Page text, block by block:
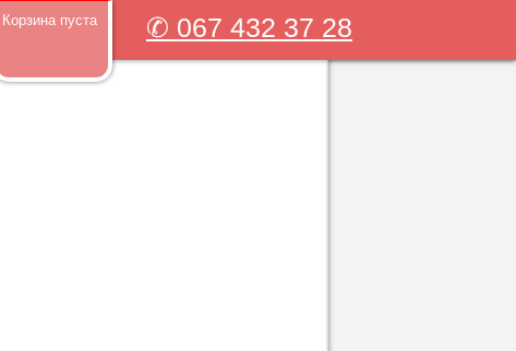
✆ 067 432 37 28
Корзина пуста